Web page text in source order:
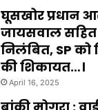
घूसखोर प्रधान
जायसवाल सहित
निलंबित, SP
की शिकायत…।
April 16, 2025